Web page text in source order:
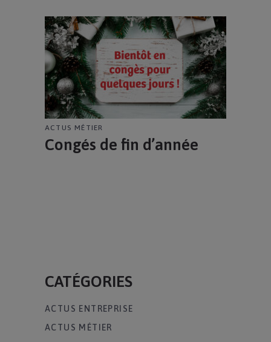
ACTUS MÉTIER
Congés de fin d’année
CATÉGORIES
ACTUS ENTREPRISE
ACTUS MÉTIER